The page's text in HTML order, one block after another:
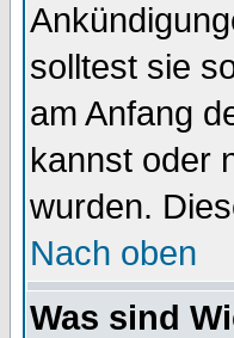
solltest sie
am Anfang
kannst oder
wurden.
Nach oben
Was sind